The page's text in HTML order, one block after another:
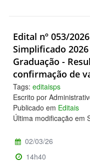
Edital nº 053/
Simplificado
Graduação -
confirmação de
Tags: editaisps
Escrito por
Publicado em Editais
Última modificação em
02/03/26
14h40